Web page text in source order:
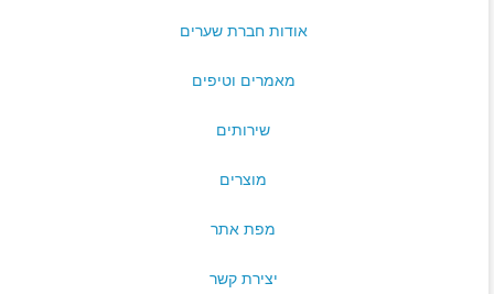
אודות חברת שערים
מאמרים וטיפים
שירותים
מוצרים
מפת אתר
יצירת קשר